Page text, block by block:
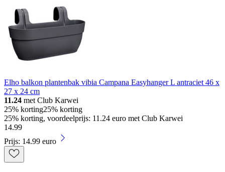
Elho balkon plantenbak vibia Campana Easyhanger L antraciet 46 x
27 x 24 cm
11.24 met Club Karwei
25% korting25% korting
25% korting, voordeelprijs: 11.24 euro met Club Karwei
14.99
Prijs: 14.99 euro